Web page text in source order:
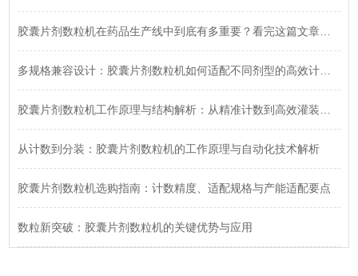
胶囊片剂数粒机在药品生产线中到底有多重要？看完这篇文章你就明白了！
多规格兼容设计：胶囊片剂数粒机如何适配不同剂型的高效计数需求
胶囊片剂数粒机工作原理与结构解析：从精准计数到高效灌装全流程
从计数到分装：胶囊片剂数粒机的工作原理与自动化技术解析
胶囊片剂数粒机选购指南：计数精度、适配规格与产能适配要点
数粒新突破：胶囊片剂数粒机的关键优势与应用